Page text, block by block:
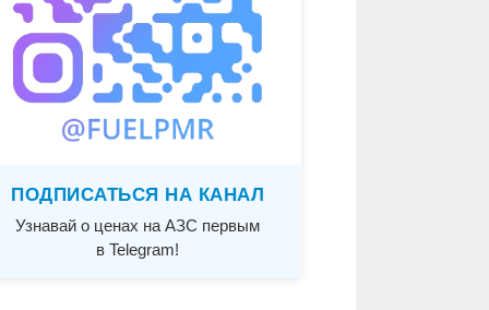
ПОДПИСАТЬСЯ НА КАНАЛ
Узнавай о ценах на АЗС первым
в Telegram!